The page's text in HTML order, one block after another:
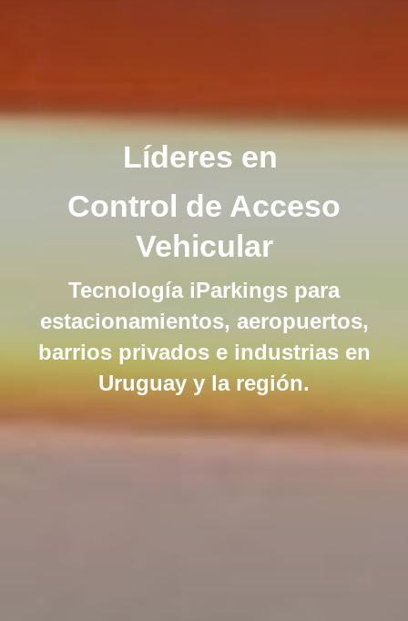
Líderes en
Control de Acceso
Vehicular
Tecnología iParkings para
estacionamientos, aeropuertos,
barrios privados e industrias en
Uruguay y la región.